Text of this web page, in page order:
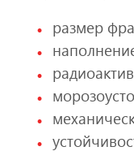
размер